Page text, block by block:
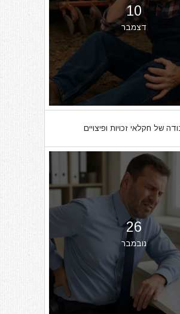
10
דצמבר
של חקלאי זכויות ופיצויים
26
נובמבר